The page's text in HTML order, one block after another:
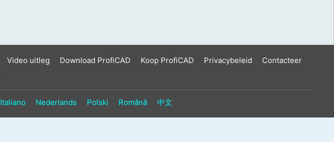
Video uitleg Download ProfiCAD Koop ProfiCAD Privacybeleid
Contacteer
Italiano Nederlands Polski Română 中文